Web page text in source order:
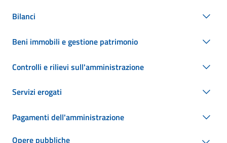
Bilanci
Beni immobili e gestione patrimonio
Controlli e rilievi sull'amministrazione
Servizi erogati
Pagamenti dell'amministrazione
Opere pubbliche